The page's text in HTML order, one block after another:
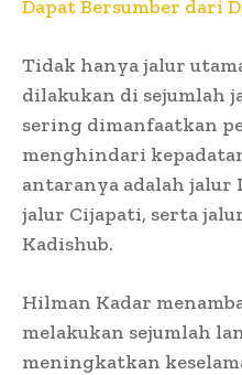
Dapat Bersumber dari
Tidak hanya jalur
dilakukan di sejumlah
sering dimanfaatkan
menghindari
antaranya adalah jalur
jalur Cijapati, serta
Kadishub.
Hilman Kadar
melakukan sejumlah
meningkatkan